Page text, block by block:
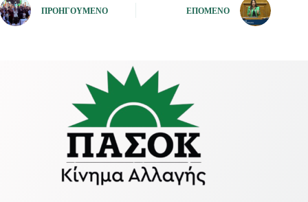
ΠΡΟΗΓΟΎΜΕΝΟ ΕΠΌΜΕΝΟ